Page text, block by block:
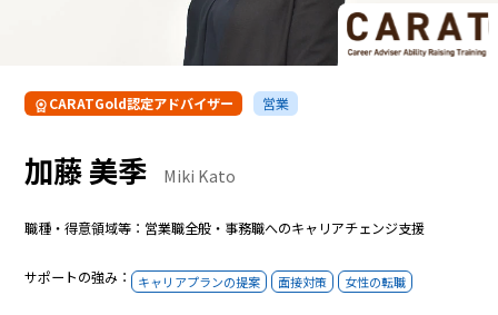
CARATGold認定アドバイザー 営業
加藤 美季 Miki Kato
職種・得意領域等：営業職全般・事務職へのキャリアチェンジ支援
サポートの強み： キャリアプランの提案 面接対策 女性の転職